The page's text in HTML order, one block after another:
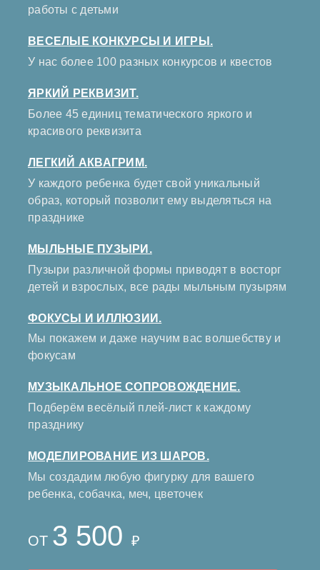
работы с детьми
ВЕСЕЛЫЕ КОНКУРСЫ И ИГРЫ.
У нас более 100 разных конкурсов и квестов
ЯРКИЙ РЕКВИЗИТ.
Более 45 единиц тематического яркого и
красивого реквизита
ЛЕГКИЙ АКВАГРИМ.
У каждого ребенка будет свой уникальный
образ, который позволит ему выделяться на
празднике
МЫЛЬНЫЕ ПУЗЫРИ.
Пузыри различной формы приводят в восторг
детей и взрослых, все рады мыльным пузырям
ФОКУСЫ И ИЛЛЮЗИИ.
Мы покажем и даже научим вас волшебству и
фокусам
МУЗЫКАЛЬНОЕ СОПРОВОЖДЕНИЕ.
Подберём весёлый плей-лист к каждому
празднику
МОДЕЛИРОВАНИЕ ИЗ ШАРОВ.
Мы создадим любую фигурку для вашего
ребенка, собачка, меч, цветочек
ОТ 3 500 ₽